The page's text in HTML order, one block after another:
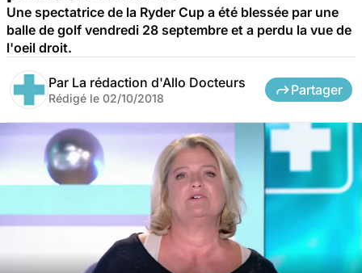
Une spectatrice de la Ryder Cup a été blessée par une
balle de golf vendredi 28 septembre et a perdu la vue de
l'oeil droit.
Par La rédaction d'Allo Docteurs
Rédigé le 02/10/2018
Partager